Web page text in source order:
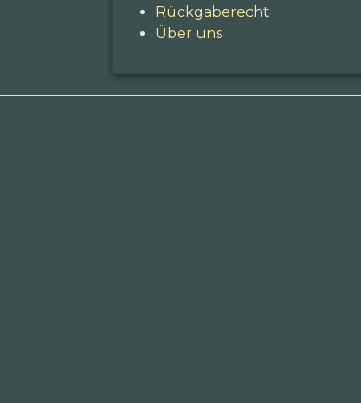
Rückgaberecht
Über uns